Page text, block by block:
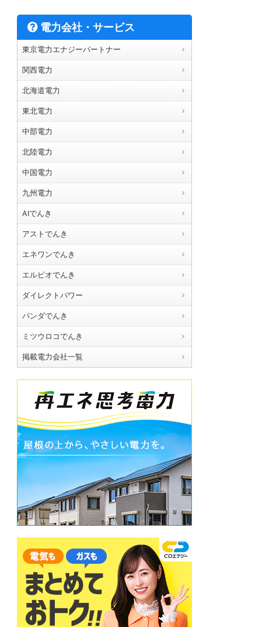
電力会社・サービス
東京電力エナジーパートナー
関西電力
北海道電力
東北電力
中部電力
北陸電力
中国電力
九州電力
AIでんき
アストでんき
エネワンでんき
エルピオでんき
ダイレクトパワー
パンダでんき
ミツウロコでんき
掲載電力会社一覧